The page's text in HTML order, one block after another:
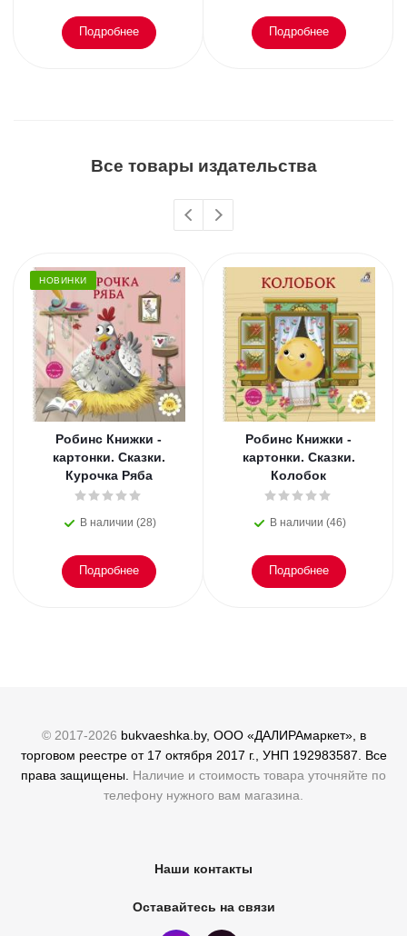
Подробнее Подробнее
Все товары издательства
НОВИНКИ
Робинс Книжки -
картонки. Сказки.
Курочка Ряба
В наличии (28)
Подробнее
Робинс Книжки -
картонки. Сказки.
Колобок
В наличии (46)
Подробнее
© 2017-2026 bukvaeshka.by, ООО «ДАЛИРАмаркет», в
торговом реестре от 17 октября 2017 г., УНП 192983587. Все
права защищены. Наличие и стоимость товара уточняйте по
телефону нужного вам магазина.
Наши контакты
Оставайтесь на связи